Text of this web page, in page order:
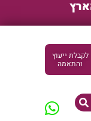
לקבלת ייעוץ
והתאמה